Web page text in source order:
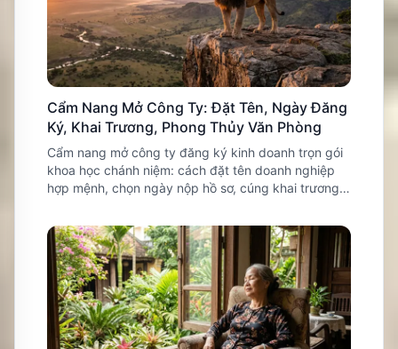
Cẩm Nang Mở Công Ty: Đặt Tên, Ngày Đăng
Ký, Khai Trương, Phong Thủy Văn Phòng
Cẩm nang mở công ty đăng ký kinh doanh trọn gói
khoa học chánh niệm: cách đặt tên doanh nghiệp
hợp mệnh, chọn ngày nộp hồ sơ, cúng khai trương